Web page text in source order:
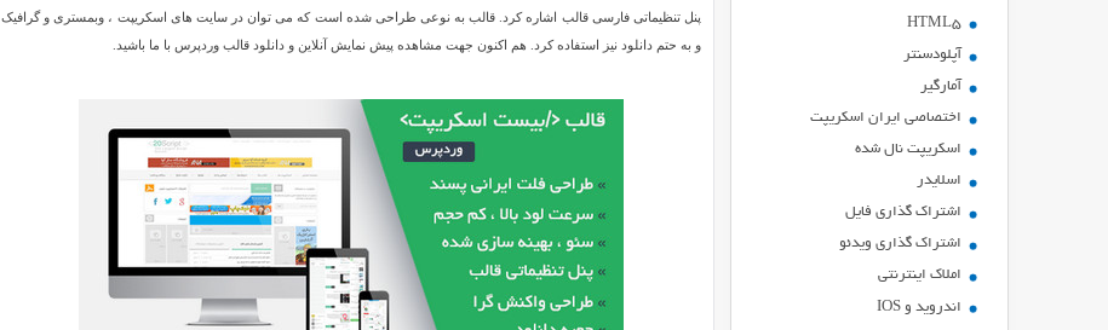
HTML5
آپلودسنتر
آمارگیر
اختصاصی ایران اسکریپت
اسکریپت نال شده
اسلایدر
اشتراك گذاري فايل
اشتراک گذاری ویدئو
املاک اینترنتی
اندروید و IOS
پنل تنظیماتی فارسی قالب اشاره کرد. قالب به نوعی طراحی شده است که می توان در سایت های اسکریپت ، وبمستری و گرافیک
و به حتم دانلود نیز استفاده کرد. هم اکنون جهت مشاهده پیش نمایش آنلاین و دانلود قالب وردپرس با ما باشید.